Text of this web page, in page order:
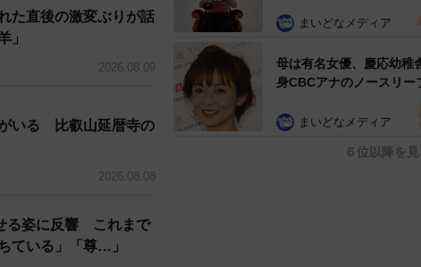
た直後の激変ぶりが話
」
2026.08.09
いる 比叡山延暦寺の
2026.08.08
る姿に反響 これまで
ている」「尊…」
で」 まいどなメディア
母は有名女優、慶応幼稚
身CBCアナのノースリー
る」「天使の笑顔」
まいどなメディア
６位以降を見